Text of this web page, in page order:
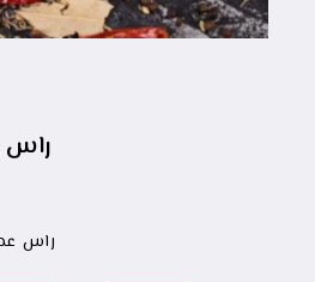
راس
راس